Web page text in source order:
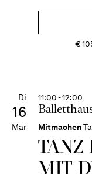
€
Di
16
Mär
11:00 - 12:00
Mitmachen
TANZ
MIT